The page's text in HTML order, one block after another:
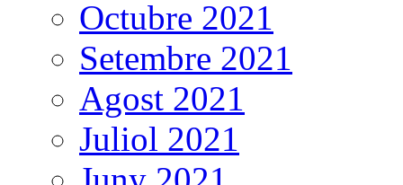
Octubre 2021
Setembre 2021
Agost 2021
Juliol 2021